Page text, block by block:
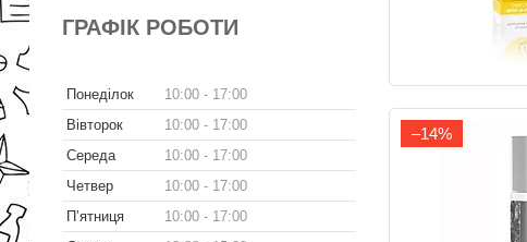
–14%
ГРАФІК РОБОТИ
Понеділок 10:00
17:00
Вівторок
10:00
17:00
Середа
10:00
17:00
Четвер
10:00
17:00
Пʼятниця
10:00
17:00